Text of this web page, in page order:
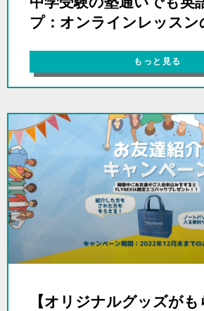
プ：オンラインレッスン
もっと見る
【オリジナルグッズがも